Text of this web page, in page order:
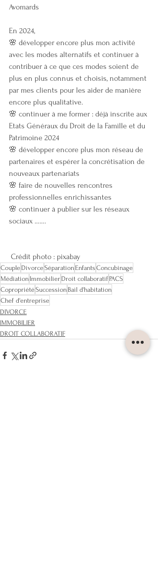
Avomards
En 2024,
🌸 développer encore plus mon activité
avec les modes alternatifs et continuer à
contribuer à ce que ces modes soient de
plus en plus connus et choisis, notamment
par mes clients pour les aider de manière
encore plus qualitative.
🌸 continuer à me former : déjà inscrite aux
Etats Généraux du Droit de la Famille et du
Patrimoine 2024
🌸 développer encore plus mon réseau de
partenaires et espérer la concrétisation de
nouveaux partenariats
🌸 faire de nouvelles rencontres
professionnelles enrichissantes
🌸 continuer à publier sur les réseaux
sociaux …….
Crédit photo : pixabay
Couple DivorceSéparation Enfants Concubinage
Médiation Immobilier Droit collaboratif PACS
CopropriétéSuccession Bail d'habitation
Chef d'entreprise
DIVORCE
IMMOBILIER
DROIT COLLABORATIF